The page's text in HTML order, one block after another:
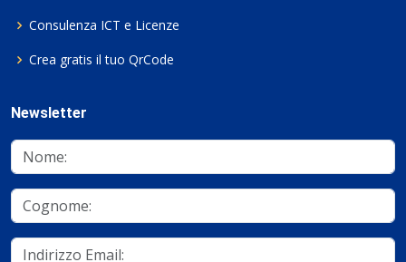
Consulenza ICT e Licenze
Crea gratis il tuo QrCode
Newsletter